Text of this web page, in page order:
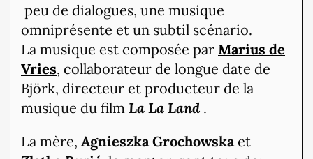
peu de dialogues, une musique
omniprésente et un subtil scénario.
La musique est composée par Marius de
Vries, collaborateur de longue date de
Björk, directeur et producteur de la
musique du film La La Land .
La mère, Agnieszka Grochowska et